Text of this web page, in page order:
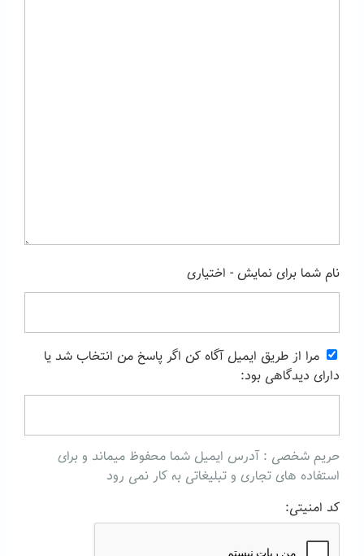
نام شما برای نمایش - اختیاری
مرا از طریق ایمیل آگاه کن اگر پاسخ من انتخاب شد یا
دارای دیدگاهی بود:
حریم شخصی : آدرس ایمیل شما محفوظ میماند و برای
استفاده های تجاری و تبلیغاتی به کار نمی رود
کد امنیتی: